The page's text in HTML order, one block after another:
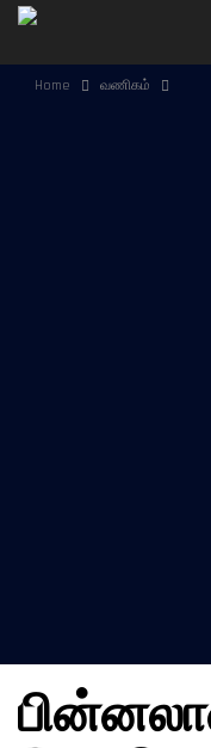
Home வணிகம்